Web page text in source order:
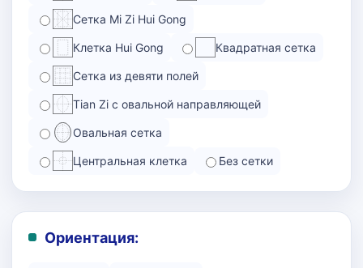
Сетка Mi Zi Hui Gong
Клетка Hui Gong Квадратная сетка
Сетка из девяти полей
Tian Zi с овальной направляющей
Овальная сетка
Центральная клетка Без сетки
Ориентация: